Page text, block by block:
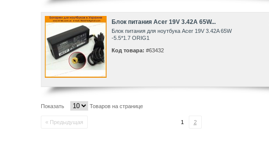
Блок питания Acer 19V 3.42A 65W...
Блок питания для ноутбука Acer 19V 3.42A 65W
-5.5*1.7 ORIG1
Код товара: #63432
Показать Товаров на странице
« Предыдущая 1 2